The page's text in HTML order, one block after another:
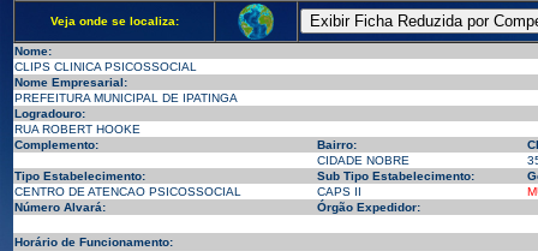
Veja onde se localiza:
Nome:
CLIPS CLINICA PSICOSSOCIAL
Nome Empresarial:
PREFEITURA MUNICIPAL DE IPATINGA
Logradouro:
RUA ROBERT HOOKE
Complemento:
Bairro:
CIDADE NOBRE
Tipo Estabelecimento:
Sub Tipo Estabelecimento:
CENTRO DE ATENCAO PSICOSSOCIAL
CAPS II
Número Alvará:
Órgão Expedidor:
Horário de Funcionamento: